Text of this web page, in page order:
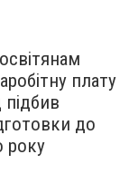
плату
підбив
до
року